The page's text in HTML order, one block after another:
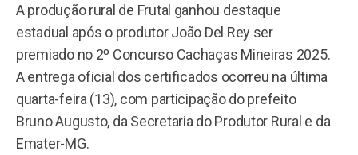
A produção rural de Frutal ganhou destaque
estadual após o produtor João Del Rey ser
premiado no 2º Concurso Cachaças Mineiras 2025.
A entrega oficial dos certificados ocorreu na última
quarta-feira (13), com participação do prefeito
Bruno Augusto, da Secretaria do Produtor Rural e da
Emater-MG.